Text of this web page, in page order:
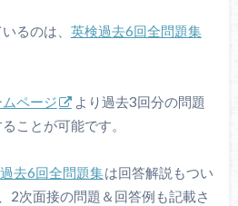
るのは、 英検過去6回全問題集
ページ
より過去3回分の問題
ことが可能です。
去6回全問題集は回答解説もつい
2次面接の問題＆回答例も記載さ